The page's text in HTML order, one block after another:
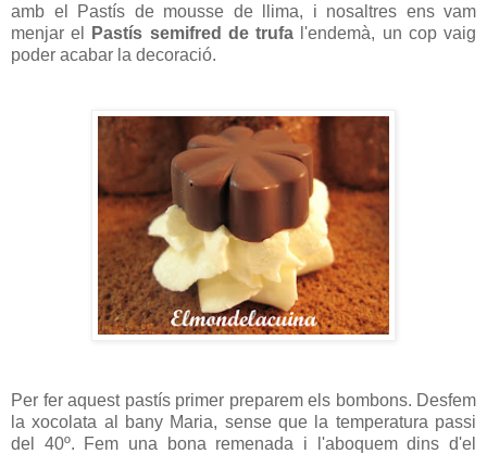
amb el Pastís de mousse de llima, i nosaltres ens vam
menjar el
Pastís semifred de trufa l'endemà, un cop vaig
poder acabar la decoració.
Per fer aquest pastís primer preparem els bombons. Desfem
la xocolata al bany Maria, sense que la temperatura passi
del 40º. Fem una bona remenada i l'aboquem dins d'el